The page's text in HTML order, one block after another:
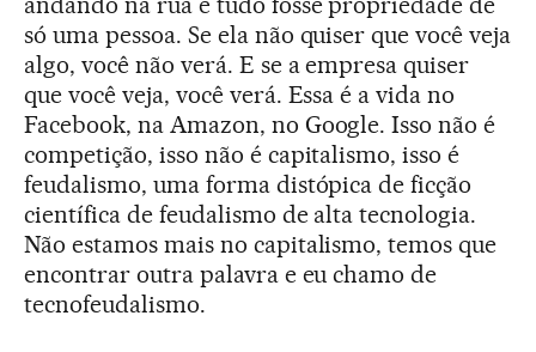
só uma pessoa. Se ela não quiser que você veja
algo, você não verá. E se a empresa quiser
que você veja, você verá. Essa é a vida no
Facebook, na Amazon, no Google. Isso não é
competição, isso não é capitalismo, isso é
feudalismo, uma forma distópica de ficção
científica de feudalismo de alta tecnologia.
Não estamos mais no capitalismo, temos que
encontrar outra palavra e eu chamo de
tecnofeudalismo.